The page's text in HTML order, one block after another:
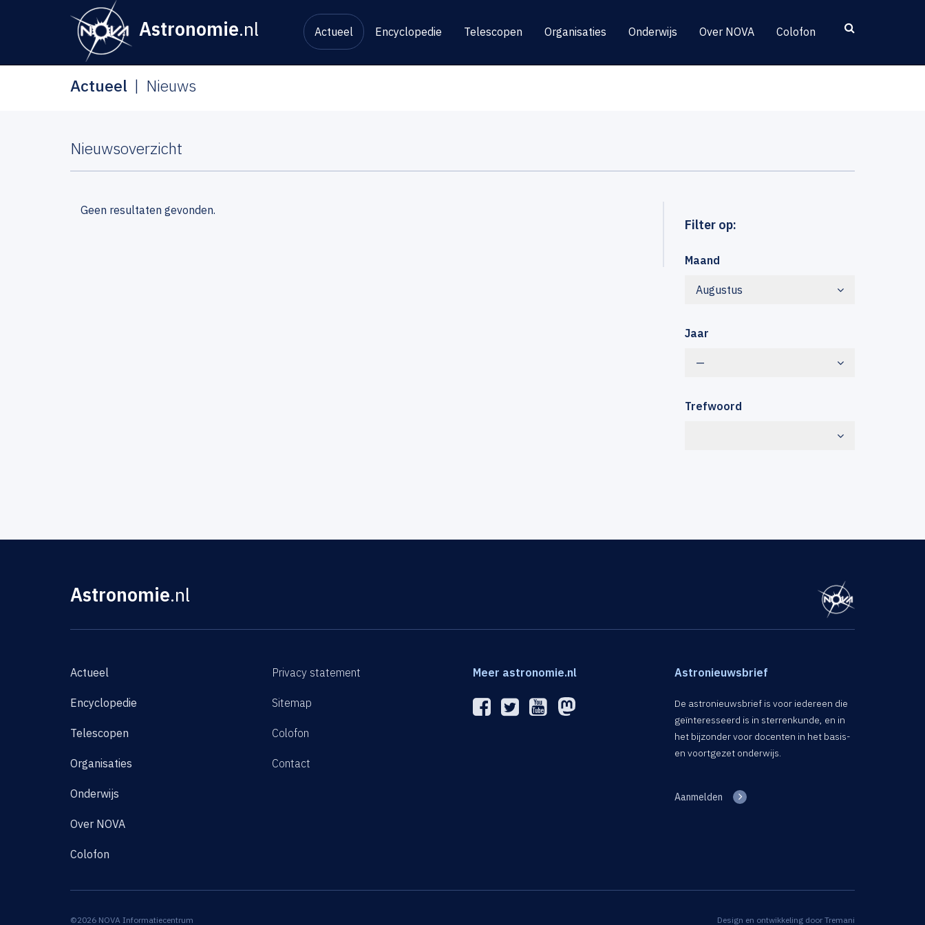
Astronomie.nl Actueel Encyclopedie Telescopen Organisaties Onderwijs Over NOVA Colofon
Actueel Nieuws
Nieuwsoverzicht
Filter op:
Maand
Augustus
Jaar
—
Trefwoord
Geen resultaten gevonden.
Astronomie.nl
Actueel
Encyclopedie
Telescopen
Organisaties
Onderwijs
Over NOVA
Colofon
Privacy statement
Sitemap
Colofon
Contact
Meer astronomie.nl Astronieuwsbrief
De astronieuwsbrief is voor iedereen die
geïnteresseerd is in sterrenkunde, en in
het bijzonder voor docenten in het basis-
en voortgezet onderwijs.
Aanmelden
©2026 NOVA Informatiecentrum Design en ontwikkeling door Tremani